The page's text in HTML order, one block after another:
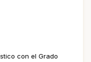
con el Grado